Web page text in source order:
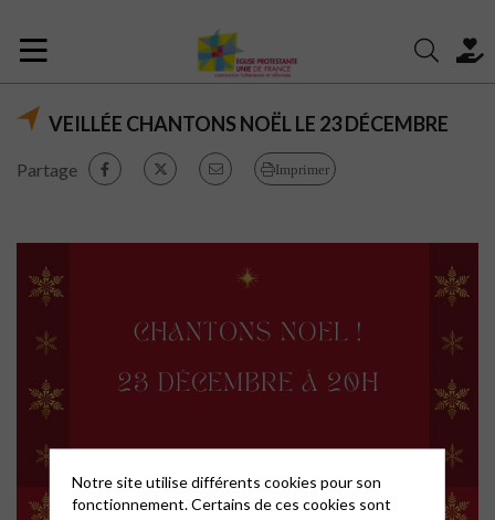
VEILLÉE CHANTONS NOËL LE 23 DÉCEMBRE
Partage Imprimer
Notre site utilise différents cookies pour son
fonctionnement. Certains de ces cookies sont